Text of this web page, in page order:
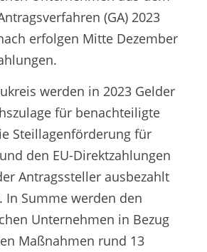
(GA) 2023
erfolgen Mitte Dezember
werden in 2023 Gelder
für benachteiligte
Steillagenförderung für
den EU-Direktzahlungen
Antragssteller ausbezahlt
In Summe werden den
Unternehmen in Bezug
Maßnahmen rund 13